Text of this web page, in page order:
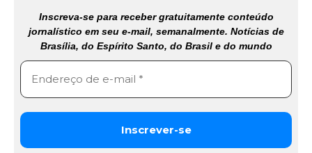
Inscreva-se para receber gratuitamente conteúdo
jornalístico em seu e-mail, semanalmente. Notícias de
Brasília, do Espírito Santo, do Brasil e do mundo